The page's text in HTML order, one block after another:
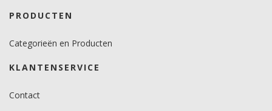
PRODUCTEN
Categorieën en Producten
KLANTENSERVICE
Contact